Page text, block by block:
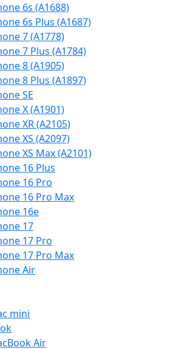
6s (A1688)
6s Plus (A1687)
7 (A1778)
7 Plus (A1784)
8 (A1905)
8 Plus (A1897)
SE
X (A1901)
XR (A2105)
XS (A2097)
XS Max (A2101)
16 Plus
16 Pro
16 Pro Max
16e
17
17 Pro
17 Pro Max
Air
mini
Air